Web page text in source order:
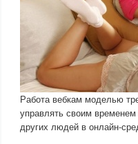
Работа вебкам моделью
управлять своим
других людей в онлайн-